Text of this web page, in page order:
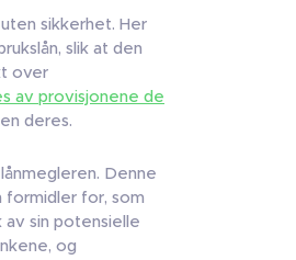
sikkerhet. Her
slik at den
over
av provisjonene de
deres.
Denne
for, som
sin potensielle
og